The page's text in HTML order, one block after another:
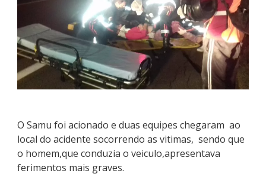
O Samu foi acionado e duas equipes chegaram ao
local do acidente socorrendo as vitimas, sendo que
o homem,que conduzia o veiculo,apresentava
ferimentos mais graves.